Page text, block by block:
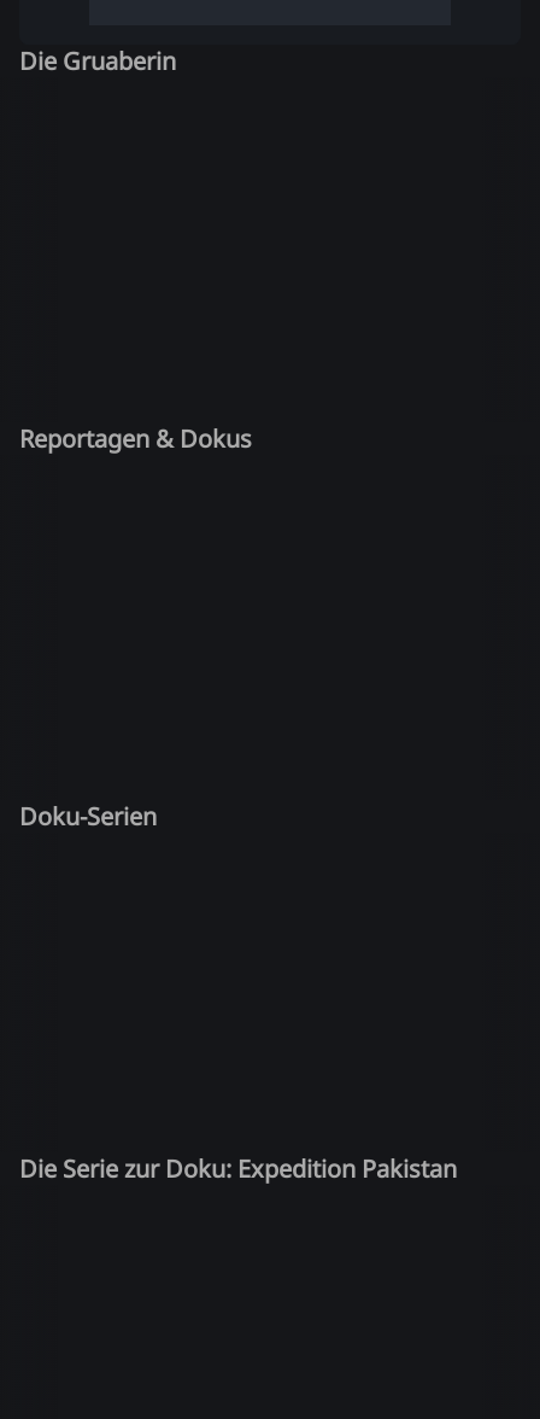
Die Gruaberin
Reportagen & Dokus
Doku-Serien
Die Serie zur Doku: Expedition Pakistan